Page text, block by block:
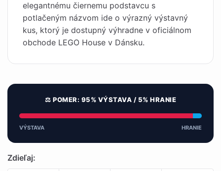
elegantnému čiernemu podstavcu s
potlačeným názvom ide o výrazný výstavný
kus, ktorý je dostupný výhradne v oficiálnom
obchode LEGO House v Dánsku.
⚖️ POMER: 95% VÝSTAVA / 5% HRANIE
VÝSTAVA HRANIE
Zdieľaj: